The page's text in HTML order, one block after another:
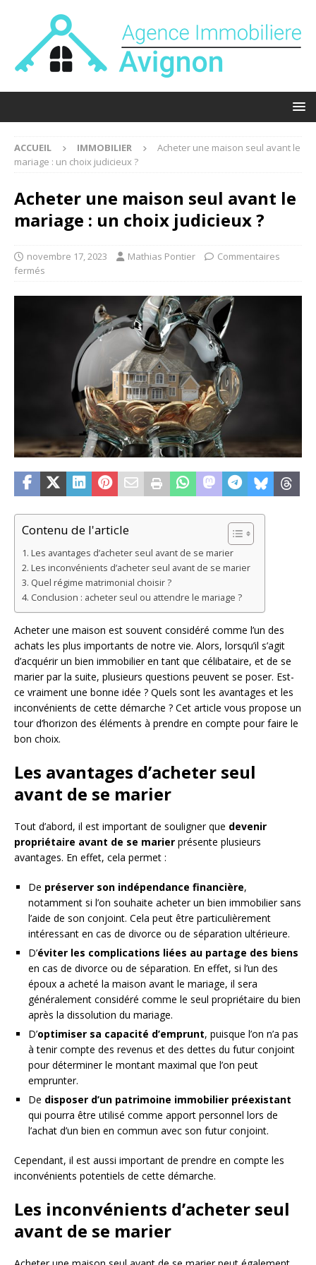
ACCUEIL IMMOBILIER
Acheter une maison seul avant le
mariage : un choix judicieux ?
Acheter une maison seul avant le
mariage : un choix judicieux ?
novembre 17, 2023 Mathias Pontier
Commentaires
fermés
Contenu de l'article
Les avantages d’acheter seul avant de se marier
Les inconvénients d’acheter seul avant de se marier
Quel régime matrimonial choisir ?
Conclusion : acheter seul ou attendre le mariage ?
Acheter une maison est souvent considéré comme l’un des
achats les plus importants de notre vie. Alors, lorsqu’il s’agit
d’acquérir un bien immobilier en tant que célibataire, et de se
marier par la suite, plusieurs questions peuvent se poser. Est-
ce vraiment une bonne idée ? Quels sont les avantages et les
inconvénients de cette démarche ? Cet article vous propose un
tour d’horizon des éléments à prendre en compte pour faire le
bon choix.
Les avantages d’acheter seul
avant de se marier
Tout d’abord, il est important de souligner que devenir
propriétaire avant de se marier présente plusieurs
avantages. En effet, cela permet :
De préserver son indépendance financière,
notamment si l’on souhaite acheter un bien immobilier sans
l’aide de son conjoint. Cela peut être particulièrement
intéressant en cas de divorce ou de séparation ultérieure.
D’éviter les complications liées au partage des biens
en cas de divorce ou de séparation. En effet, si l’un des
époux a acheté la maison avant le mariage, il sera
généralement considéré comme le seul propriétaire du bien
après la dissolution du mariage.
D’optimiser sa capacité d’emprunt, puisque l’on n’a pas
à tenir compte des revenus et des dettes du futur conjoint
pour déterminer le montant maximal que l’on peut
emprunter.
De disposer d’un patrimoine immobilier préexistant
qui pourra être utilisé comme apport personnel lors de
l’achat d’un bien en commun avec son futur conjoint.
Cependant, il est aussi important de prendre en compte les
inconvénients potentiels de cette démarche.
Les inconvénients d’acheter seul
avant de se marier